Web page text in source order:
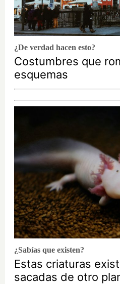
¿De verdad hacen esto?
Costumbres que
esquemas
¿Sabías que existen?
Estas criaturas
sacadas de otro